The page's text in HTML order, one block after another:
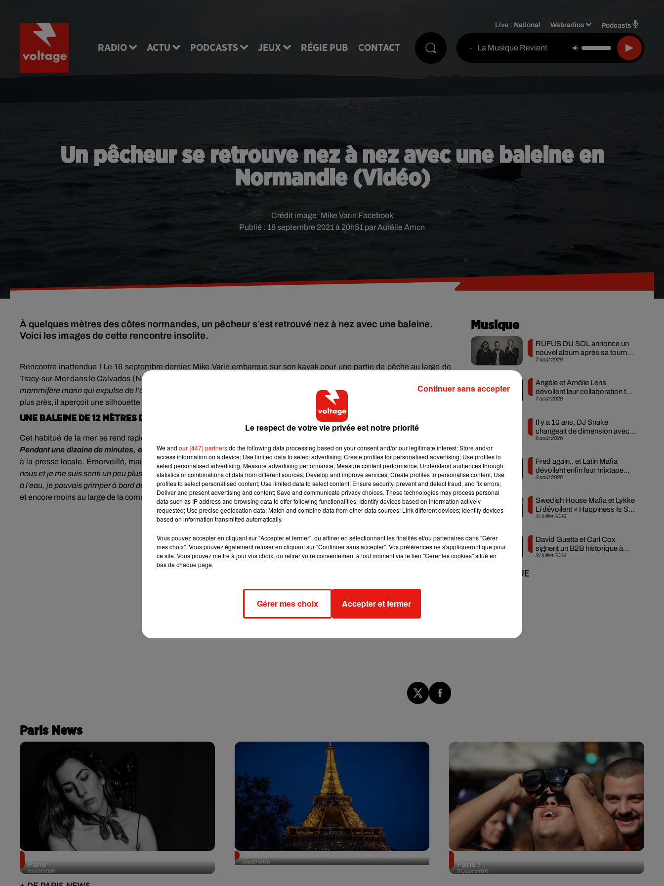
RADIO ACTU PODCASTS JEUX RÉGIE PUB CONTACT
Live : National Webradios Podcasts
- La Musique Revient
Un pêcheur se retrouve nez à nez avec une baleine en
Normandie (Vidéo)
Publié : 18 septembre 2021 à 20h51 par Aurélie Amcn
Crédit image: Mike Varin Facebook
À quelques mètres des côtes normandes, un pêcheur s’est retrouvé nez à nez avec une baleine.
Rencontre inattendue ! Le 16 septembre dernier, Mike Varin embarque sur son kayak pour une partie de pêche au large de
Tracy-sur-Mer dans le Calvados (Normandie). Arrivé à environ 500 mètres du rivage, le pêcheur entend «
mammifère marin qui expulse de l’air en surface
». Il pense alors être approché par un « gros dauphin ». Mais en regardant de
plus près, il aperçoit une silhouette sombre d’une douzaine de mètres qui frôle sa petite embarcation (vidéo ci-dessous).
UNE BALEINE DE 12 MÈTRES DE LONG AU LARGE DE LA NORMANDIE
Cet habitué de la mer se rend rapidement compte qu’il ne s’agit pas d’un dauphin, mais en réalité d’une grosse baleine. «
Pendant une dizaine de minutes, elle [la baleine] a plongé et est remontée à la surface, elle nous a regardés», raconte-t-il
à la presse locale. Émerveillé, mais pas très rassuré, l’homme poursuit : «Un petit bateau de pêcheurs s’est approché de
nous et je me suis senti un peu plus en sécurité, en me disant que si la baleine donnait un coup de queue et me faisait tomber
à l’eau, je pouvais grimper à bord de la barque». Adepte des voyages en mer, il n’avait jamais fait une telle rencontre marine,
et encore moins au large de la commune d’Arromanches.
Musique
7 août 2026
RÜFÜS DU SOL annonce un
nouvel album après sa tournée
mondiale
7 août 2026
Angèle et Amélie Lens
dévoilent leur collaboration tant
attendue
6 août 2026
Il y a 10 ans, DJ Snake
changeait de dimension avec
son premier...
3 août 2026
Fred again.. et Latin Mafia
dévoilent enfin leur mixtape
créée en...
31 juillet 2026
Swedish House Mafia et Lykke
Li dévoilent « Happiness Is So
Sad »
31 juillet 2026
David Guetta et Carl Cox
signent un B2B historique à
Ibiza
+ DE MUSIQUE
Paris News
3 août 2026
Paris
3 août 2026
31 juillet 2026
Paris ?
Le respect de votre vie privée est notre priorité
We and our (447) partnersdo the following data processing based on your consent and/or our legitimate interest: Store and/or
access information on a device; Use limited data to select advertising; Create profiles for personalised advertising; Use profiles to
select personalised advertising; Measure advertising performance; Measure content performance; Understand audiences through
statistics or combinations of data from different sources; Develop and improve services; Create profiles to personalise content; Use
profiles to select personalised content; Use limited data to select content; Ensure security, prevent and detect fraud, and fix errors;
Deliver and present advertising and content; Save and communicate privacy choices. These technologies may process personal
data such as IP address and browsing data to offer following functionalities: Identify devices based on information actively
requested; Use precise geolocation data; Match and combine data from other data sources; Link different devices; Identify devices
based on information transmitted automatically.
Vous pouvez accepter en cliquant sur "Accepter et fermer", ou affiner en sélectionnant les finalités et/ou partenaires dans "Gérer
mes choix". Vous pouvez également refuser en cliquant sur "Continuer sans accepter". Vos préférences ne s'appliqueront que pour
ce site. Vous pouvez mettre à jour vos choix, ou retirer votre consentement à tout moment via le lien "Gérer les cookies" situé en
bas de chaque page.
Gérer mes choix Accepter et fermer
Continuer sans accepter